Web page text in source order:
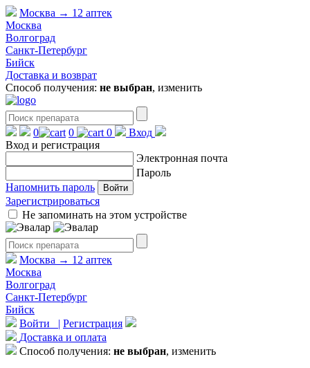
Москва → 12 аптек
Москва
Волгоград
Санкт-Петербург
Бийск
Доставка и возврат
Способ получения: не выбран, изменить
0 0 0
Вход
Вход и регистрация
Электронная почта
Пароль
Напомнить пароль
Войти
Зарегистрироваться
Не запоминать на этом устройстве
Москва → 12 аптек
Москва
Волгоград
Санкт-Петербург
Бийск
Войти | Регистрация
Доставка и оплата
Способ получения: не выбран, изменить